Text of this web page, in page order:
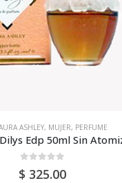
ASHLEY, MUJER, PERFUME
$ 325.00